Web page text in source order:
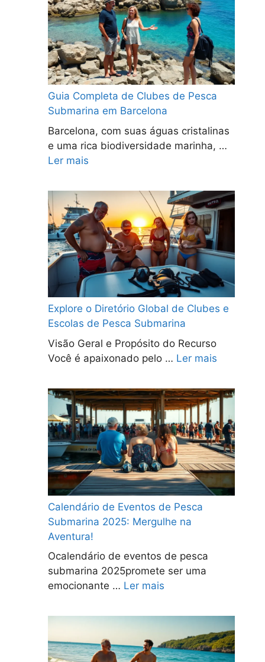
Guia Completa de Clubes de Pesca
Submarina em Barcelona
Barcelona, com suas águas cristalinas
e uma rica biodiversidade marinha, …
Ler mais
Explore o Diretório Global de Clubes e
Escolas de Pesca Submarina
Visão Geral e Propósito do Recurso
Você é apaixonado pelo … Ler mais
Calendário de Eventos de Pesca
Submarina 2025: Mergulhe na
Aventura!
Ocalendário de eventos de pesca
submarina 2025promete ser uma
emocionante … Ler mais